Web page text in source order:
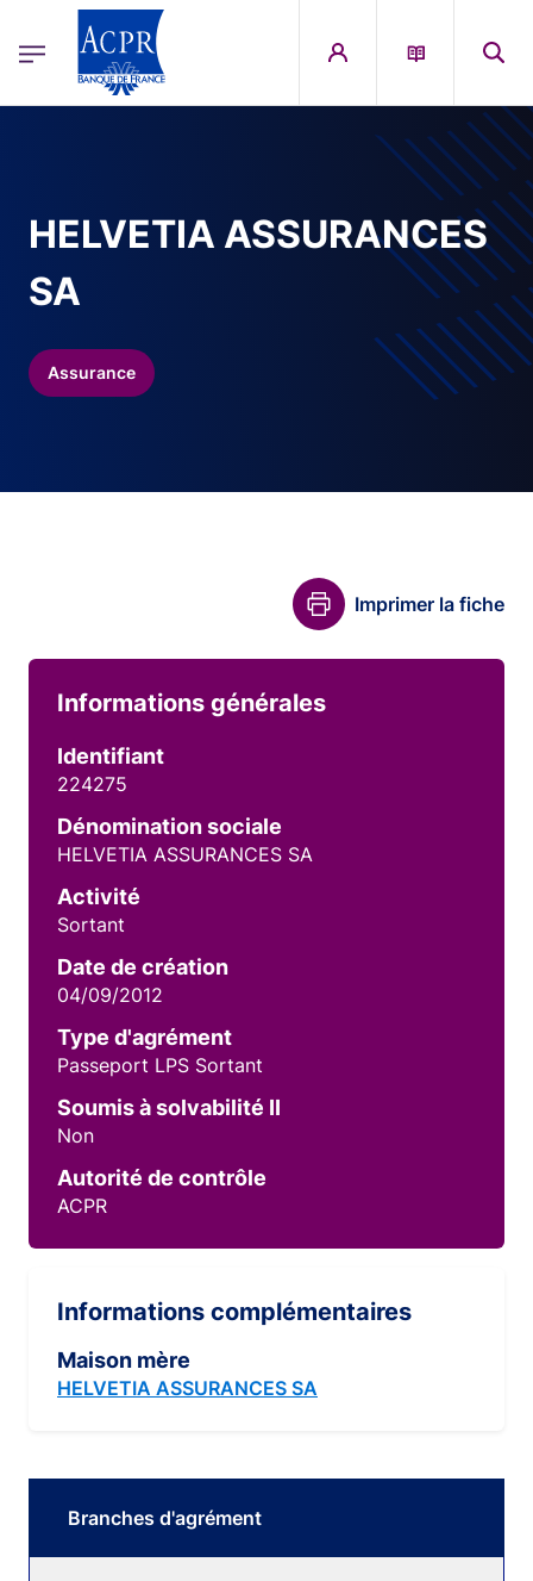
ACPR Menu Principal (French)
HELVETIA ASSURANCES
SA
Assurance
Imprimer la fiche
Informations générales
Identifiant
224275
Dénomination sociale
HELVETIA ASSURANCES SA
Activité
Sortant
Date de création
04/09/2012
Type d'agrément
Passeport LPS Sortant
Soumis à solvabilité II
Non
Autorité de contrôle
ACPR
Informations complémentaires
Maison mère
HELVETIA ASSURANCES SA
Branches d'agrément